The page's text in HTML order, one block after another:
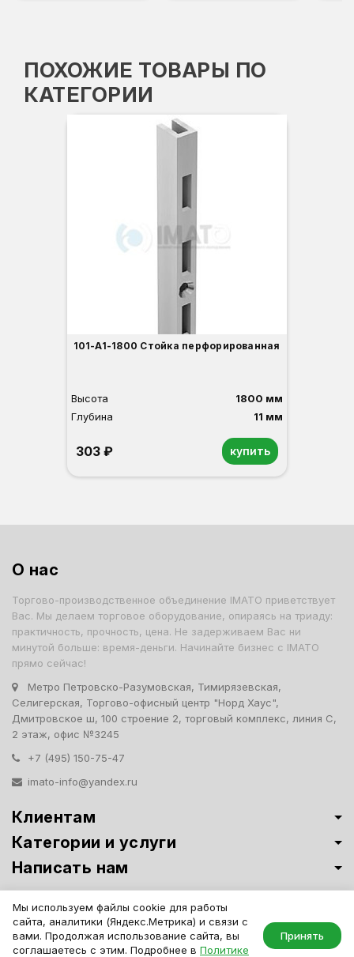
ПОХОЖИЕ ТОВАРЫ ПО
КАТЕГОРИИ
101-A1-1800 Стойка перфорированная
Высота
1800 мм
Глубина
11 мм
303 ₽ купить
О нас
Торгово-производственное объединение IMATO приветствует
Вас. Мы делаем торговое оборудование, опираясь на триаду:
практичность, прочность, цена. Не задерживаем Вас ни
минутой больше: время-деньги. Начинайте бизнес с IMATO
прямо сейчас!
Метро Петровско-Разумовская, Тимирязевская,
Селигерская, Торгово-офисный центр "Норд Хаус",
Дмитровское ш, 100 строение 2, торговый комплекс, линия С,
2 этаж, офис №3245
+7 (495) 150-75-47
imato-info@yandex.ru
Клиентам
Категории и услуги
Написать нам
Витрины премиум-класса ИМАТО
Политика обработки персональных
данных
IMATO. Интернет Магазин Торговой И Офисной Мебели. ООО "ИМАТО",
ИНН 7717506114 КПП 771701001, ОГРН 1047796163799
Мы используем файлы cookie для работы
сайта, аналитики (Яндекс.Метрика) и связи с
вами. Продолжая использование сайта, вы
соглашаетесь с этим. Подробнее в Политике
Принять